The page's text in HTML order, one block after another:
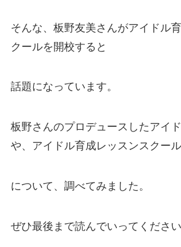
そんな、板野友美さんがアイドル
クールを開校すると
話題になっています。
板野さんのプロデュースしたアイ
や、アイドル育成レッスンスクール
について、調べてみました。
ぜひ最後まで読んでいってください